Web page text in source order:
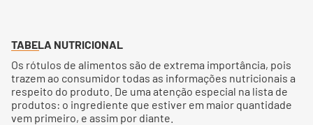
TABELA NUTRICIONAL
Os rótulos de alimentos são de extrema importância, pois
trazem ao consumidor todas as informações nutricionais a
respeito do produto. De uma atenção especial na lista de
produtos: o ingrediente que estiver em maior quantidade
vem primeiro, e assim por diante.